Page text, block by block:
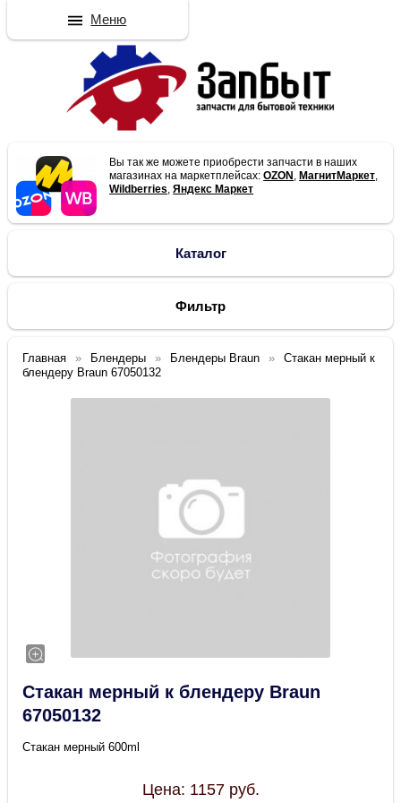
Вы так же можете приобрести запчасти в наших
магазинах на маркетплейсах:OZON , МагнитМаркет,
Wildberries,Яндекс Маркет
Каталог
Фильтр
Главная Блендеры Блендеры Braun
Стакан мерный к
блендеру Braun 67050132
Стакан мерный к блендеру Braun
67050132
Стакан мерный 600ml
Цена: 1157руб.
Меню